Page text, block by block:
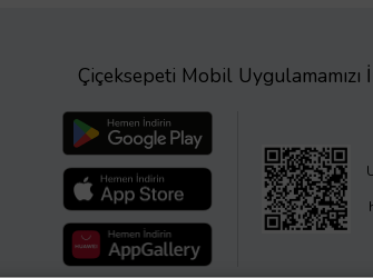
Çiçeksepeti Mobil Uygulamamızı